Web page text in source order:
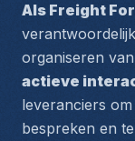
Als Freight
organiseren
actieve
leveranciers